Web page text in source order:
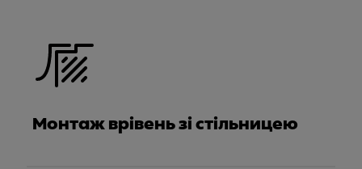
Монтаж врівень зі стільницею